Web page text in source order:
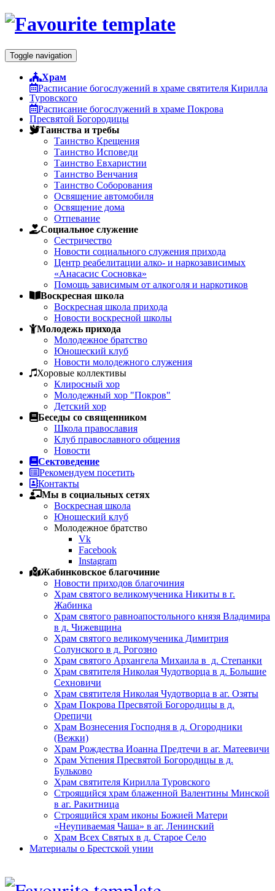
Toggle navigation
Храм
Расписание богослужений в храме святителя Кирилла
Туровского
Расписание богослужений в храме Покрова
Пресвятой Богородицы
Таинства и требы
Таинство Крещения
Таинство Исповеди
Таинство Евхаристии
Таинство Венчания
Таинство Cоборования
Освящение автомобиля
Освящение дома
Отпевание
Социальное служение
Сестричество
Новости социального служения прихода
Центр реабелитации алко- и наркозависимых
«Анасасис Сосновка»
Помощь зависимым от алкоголя и наркотиков
Воскресная школа
Воскресная школа прихода
Новости воскресной школы
Молодежь прихода
Молодежное братство
Юношеский клуб
Новости молодежного служения
Хоровые коллективы
Клиросный хор
Молодежный хор "Покров"
Детский хор
Беседы со священником
Школа православия
Клуб православного общения
Новости
Сектоведение
Рекомендуем посетить
Контакты
Мы в социальных сетях
Воскресная школа
Юношеский клуб
Молодежное братство
Vk
Facebook
Instagram
Жабинковское благочиние
Новости приходов благочиния
Храм святого великомученика Никиты в г.
Жабинка
Храм святого равноапостольного князя Владимира
в д. Чижевщина
Храм святого великомученика Димитрия
Солунского в д. Рогозно
Храм святого Архангела Михаила в д. Степанки
Храм святителя Николая Чудотворца в д. Большие
Сехновичи
Храм святителя Николая Чудотворца в аг. Озяты
Храм Покрова Пресвятой Богородицы в д.
Орепичи
Храм Вознесения Господня в д. Огородники
(Вежки)
Храм Рождества Иоанна Предтечи в аг. Матеевичи
Храм Успения Пресвятой Богородицы в д.
Бульково
Храм святителя Кирилла Туровского
Строящийся храм блаженной Валентины Минской
в аг. Ракитница
Строящийся храм иконы Божией Матери
«Неупиваемая Чаша» в аг. Ленинский
Храм Всех Святых в д. Старое Село
Материалы о Брестской унии